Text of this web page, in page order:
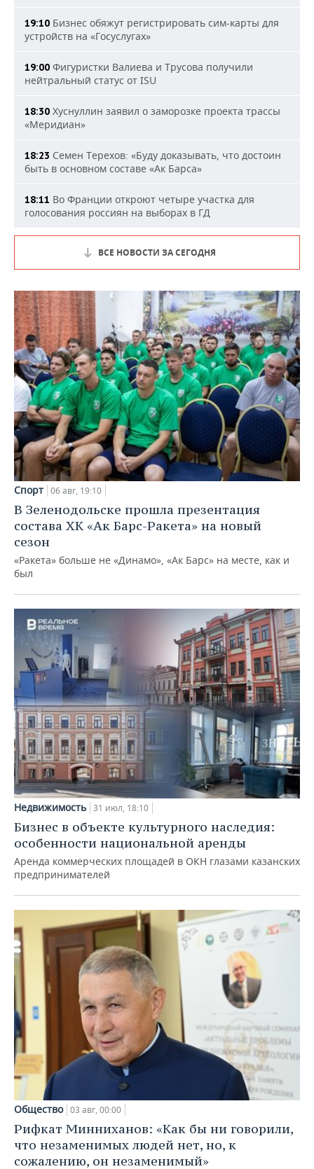
19:10 Бизнес обяжут регистрировать сим-карты для
устройств на «Госуслугах»
19:00 Фигуристки Валиева и Трусова получили
нейтральный статус от ISU
18:30 Хуснуллин заявил о заморозке проекта трассы
«Меридиан»
18:23 Семен Терехов: «Буду доказывать, что достоин
быть в основном составе «Ак Барса»
18:11 Во Франции откроют четыре участка для
голосования россиян на выборах в ГД
ВСЕ НОВОСТИ ЗА СЕГОДНЯ
Спорт 06 авг, 19:10
В Зеленодольске прошла презентация
состава ХК «Ак Барс-Ракета» на новый
сезон
«Ракета» больше не «Динамо», «Ак Барс» на месте, как и
был
Недвижимость 31 июл, 18:10
Бизнес в объекте культурного наследия:
особенности национальной аренды
Аренда коммерческих площадей в ОКН глазами казанских
предпринимателей
Общество 03 авг, 00:00
Рифкат Минниханов: «Как бы ни говорили,
что незаменимых людей нет, но, к
сожалению, он незаменимый»